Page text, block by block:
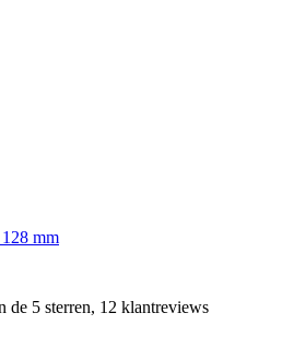
mm
de 5 sterren, 12 klantreviews